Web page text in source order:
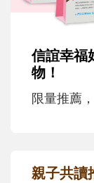
信誼幸福
物！
限量推薦
親子共讀